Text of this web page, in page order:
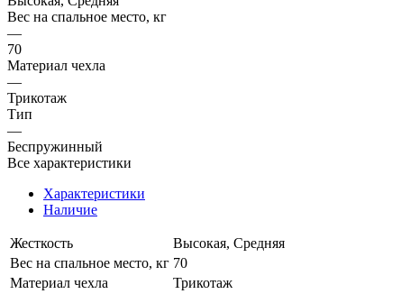
Вес на спальное место, кг
—
70
Материал чехла
—
Трикотаж
Тип
—
Беспружинный
Все характеристики
Характеристики
Наличие
Жесткость
Высокая, Средняя
Вес на спальное место, кг 70
Материал чехла
Трикотаж